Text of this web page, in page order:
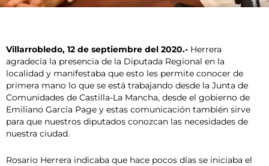
Villarrobledo, 12 de septiembre del 2020.- Herrera
agradecía la presencia de la Diputada Regional en la
localidad y manifestaba que esto les permite conocer de
primera mano lo que se está trabajando desde la Junta de
Comunidades de Castilla-La Mancha, desde el gobierno de
Emiliano García Page y estas comunicación también sirve
para que nuestros diputados conozcan las necesidades de
nuestra ciudad.
Rosario Herrera indicaba que hace pocos días se iniciaba el